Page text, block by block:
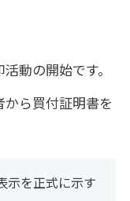
動の開始です。
ら買付証明書を
示を正式に示す